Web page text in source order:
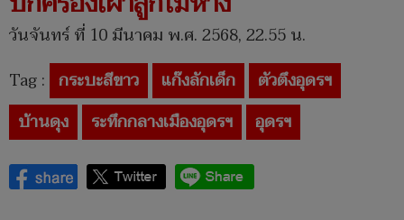
วันจันทร์ ที่ 10 มีนาคม พ.ศ. 2568, 22.55 น.
Tag : กระบะสีขาว แก๊งลักเด็ก
ตัวตึงอุดรฯ
บ้านดุง
ระทึกกลางเมืองอุดรฯ อุดรฯ